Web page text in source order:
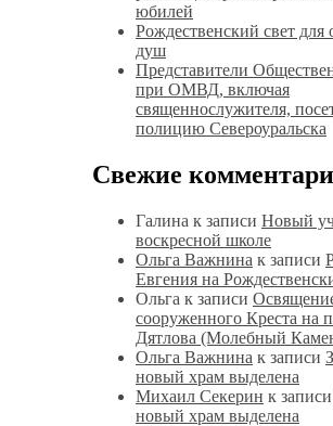
юбилей
Рождественский свет для
душ
Представители
при ОМВД, включая
священнослужителя,
полицию Североуральска
Свежие
Галина к записи Новый
воскресной школе
Ольга Важнина к записи
Евгения на
Ольга к записи
сооруженного Креста на
Дятлова (Молебный
Ольга Важнина к записи
новый храм выделена
Михаил Секерин к записи
новый храм выделена